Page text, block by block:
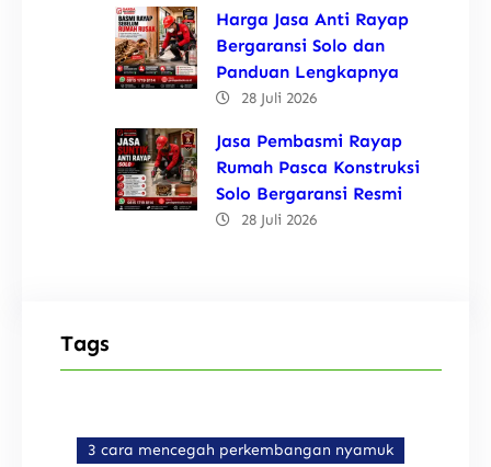
Harga Jasa Anti Rayap
Bergaransi Solo dan
Panduan Lengkapnya
28 Juli 2026
Jasa Pembasmi Rayap
Rumah Pasca Konstruksi
Solo Bergaransi Resmi
28 Juli 2026
Tags
3 cara mencegah perkembangan nyamuk